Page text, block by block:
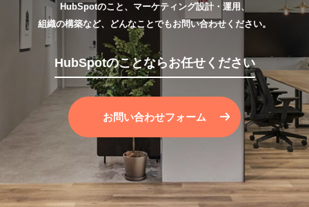
HubSpotのこと、マーケティング設計・運用、
組織の構築など、どんなことでもお問い合わせください。
HubSpotのことならお任せください
お問い合わせフォーム